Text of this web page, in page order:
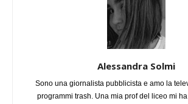
Alessandra Solmi
Sono una giornalista pubblicista e amo la
programmi trash. Una mia prof del liceo mi